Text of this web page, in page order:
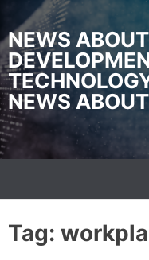
i
p
t
o
c
o
n
n
NEWS
NEWS
Tag: